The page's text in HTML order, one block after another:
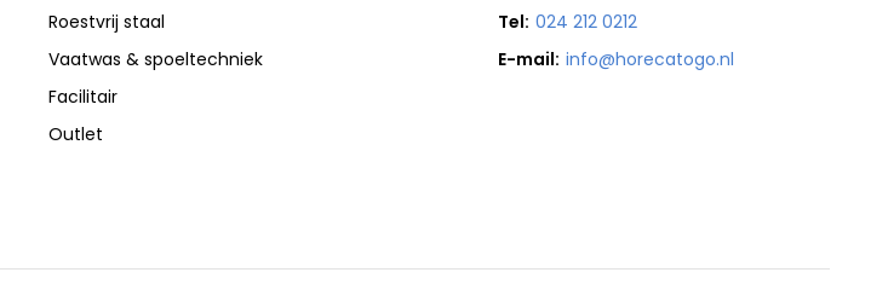
Roestvrij staal
Vaatwas & spoeltechniek
Facilitair
Outlet
Tel: 024 212 0212
E-mail: info@horecatogo.nl